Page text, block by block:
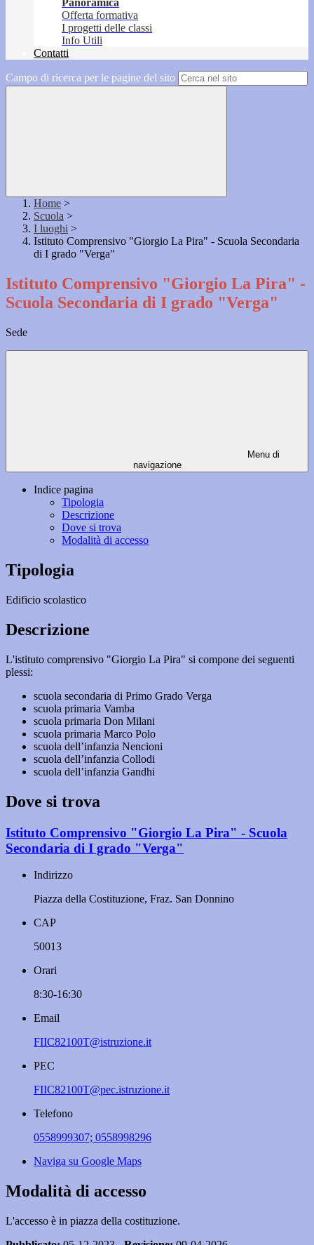
Panoramica
Offerta formativa
I progetti delle classi
Info Utili
Contatti
Campo di ricerca per le pagine del sito
Home >
Scuola >
I luoghi >
Istituto Comprensivo "Giorgio La Pira" - Scuola Secondaria
di I grado "Verga"
Istituto Comprensivo "Giorgio La Pira" -
Scuola Secondaria di I grado "Verga"
Sede
Menu di
navigazione
Indice pagina
Tipologia
Descrizione
Dove si trova
Modalità di accesso
Tipologia
Edificio scolastico
Descrizione
L'istituto comprensivo "Giorgio La Pira" si compone dei seguenti
plessi:
scuola secondaria di Primo Grado Verga
scuola primaria Vamba
scuola primaria Don Milani
scuola primaria Marco Polo
scuola dell’infanzia Nencioni
scuola dell’infanzia Collodi
scuola dell’infanzia Gandhi
Dove si trova
Istituto Comprensivo "Giorgio La Pira" - Scuola
Secondaria di I grado "Verga"
Indirizzo
Piazza della Costituzione, Fraz. San Donnino
CAP
50013
Orari
8:30-16:30
Email
FIIC82100T@istruzione.it
PEC
FIIC82100T@pec.istruzione.it
Telefono
0558999307; 0558998296
Naviga su Google Maps
Modalità di accesso
L'accesso è in piazza della costituzione.